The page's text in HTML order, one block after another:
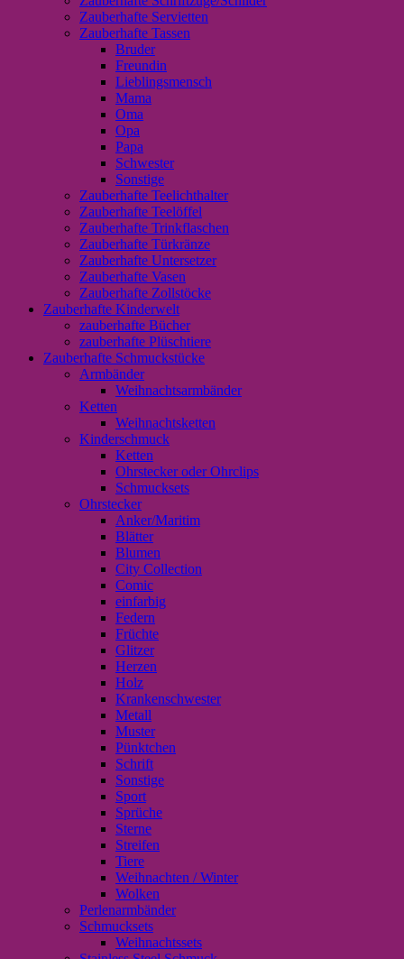
Zauberhafte Servietten
Zauberhafte Tassen
Bruder
Freundin
Lieblingsmensch
Mama
Oma
Opa
Papa
Schwester
Sonstige
Zauberhafte Teelichthalter
Zauberhafte Teelöffel
Zauberhafte Trinkflaschen
Zauberhafte Türkränze
Zauberhafte Untersetzer
Zauberhafte Vasen
Zauberhafte Zollstöcke
Zauberhafte Kinderwelt
zauberhafte Bücher
zauberhafte Plüschtiere
Zauberhafte Schmuckstücke
Armbänder
Weihnachtsarmbänder
Ketten
Weihnachtsketten
Kinderschmuck
Ketten
Ohrstecker oder Ohrclips
Schmucksets
Ohrstecker
Anker/Maritim
Blätter
Blumen
City Collection
Comic
einfarbig
Federn
Früchte
Glitzer
Herzen
Holz
Krankenschwester
Metall
Muster
Pünktchen
Schrift
Sonstige
Sport
Sprüche
Sterne
Streifen
Tiere
Weihnachten / Winter
Wolken
Perlenarmbänder
Schmucksets
Weihnachtssets